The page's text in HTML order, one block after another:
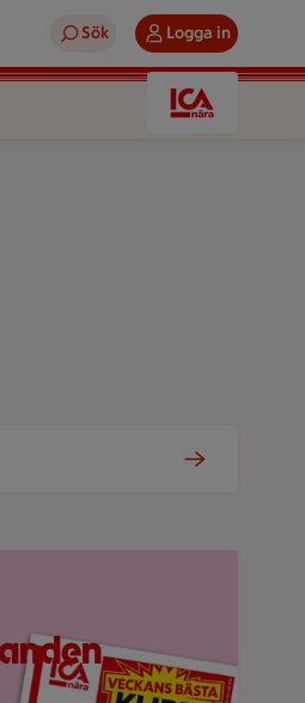
Sök Logga in